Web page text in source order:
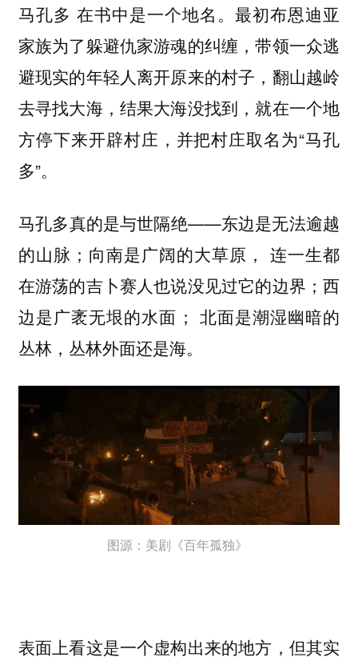
马孔多 在书中是一个地名。最初布恩迪亚
家族为了躲避仇家游魂的纠缠，带领一众逃
避现实的年轻人离开原来的村子，翻山越岭
去寻找大海，结果大海没找到，就在一个地
方停下来开辟村庄，并把村庄取名为“马孔
多”。
马孔多真的是与世隔绝——东边是无法逾越
的山脉；向南是广阔的大草原， 连一生都
在游荡的吉卜赛人也说没见过它的边界；西
边是广袤无垠的水面； 北面是潮湿幽暗的
丛林，丛林外面还是海。
图源：美剧《百年孤独》
表面上看这是一个虚构出来的地方，但其实